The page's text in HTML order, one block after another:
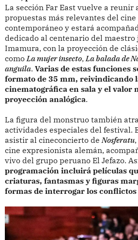
La sección Far East vuelve a reunir
propuestas más relevantes del
contemporáneo y estará
dedicado al centenario del maestro
Imamura, con la proyección de
como La mujer insecto, La balada de
anguila. Varias de estas funciones
formato de 35 mm, reivindicando
cinematográfica en sala y el valor
proyección analógica.
La figura del monstruo también
actividades especiales del festival.
asistir al cineconcierto de Nosferatu
cine expresionista alemán,
vivo del grupo peruano El Jefazo.
programación incluirá películas
criaturas, fantasmas y figuras
formas de interrogar los